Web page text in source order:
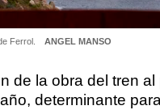
Ferrol. ANGEL MANSO
de la obra del tren al
determinante